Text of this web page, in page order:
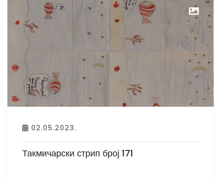
02.05.2023.
Такмичарски стрип број 171